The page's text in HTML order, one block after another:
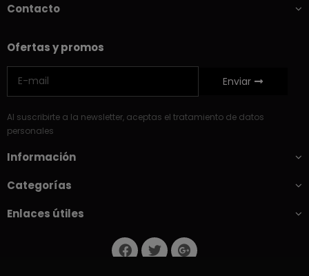
Contacto
Ofertas y promos
Enviar
Al suscribirte a la newsletter, aceptas el tratamiento de datos
personales
Información
Categorías
Enlaces útiles